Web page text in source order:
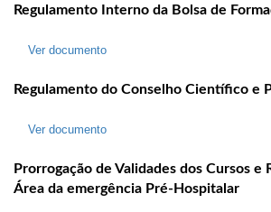
Regulamento Interno da Bolsa de
Ver documento
Regulamento do Conselho Científico e
Ver documento
Prorrogação de Validades dos Cursos e
Área da emergência Pré-Hospitalar